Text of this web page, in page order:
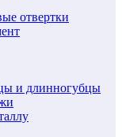
отвертки
и длинногубцы